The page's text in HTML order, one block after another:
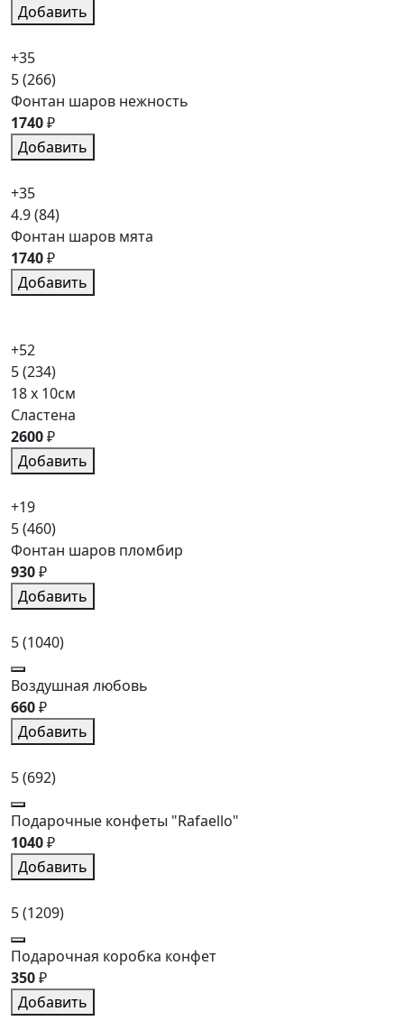
Добавить
+35
5(266)
Фонтан шаров нежность
1740₽
Добавить
+35
4.9(84)
Фонтан шаров мята
1740₽
Добавить
+52
5(234)
18 x 10см
Сластена
2600₽
Добавить
+19
5(460)
Фонтан шаров пломбир
930₽
Добавить
5(1040)
Воздушная любовь
660₽
Добавить
5(692)
Подарочные конфеты "Rafaello"
1040₽
Добавить
5(1209)
Подарочная коробка конфет
350₽
Добавить